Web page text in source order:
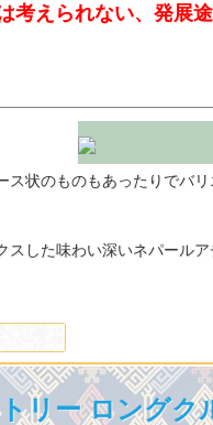
考えられない、発展
ス状のものもあったりでバ
スした味わい深いネパール
リー ロングク